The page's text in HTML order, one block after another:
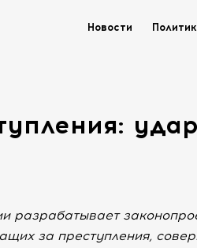
Новости
разрабатывает
за преступления,